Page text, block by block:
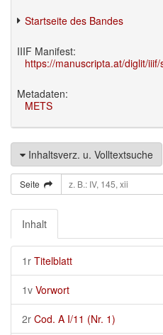
Startseite des Bandes
IIIF Manifest:
https://manuscripta.at/diglit/
Metadaten:
METS
Inhaltsverz. u. Volltextsuche
Seite
Inhalt
1r Titelblatt
1v Vorwort
2r Cod. A I/11 (Nr. 1)